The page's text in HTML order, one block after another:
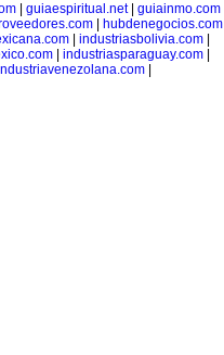
| guiaespiritual.net| guiainmo.com|
| hubdenegocios.com|
| industriasbolivia.com|
industriasparaguay.com